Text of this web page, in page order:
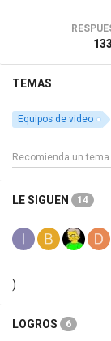
133
TEMAS
Equipos de video
LE SIGUEN 14
)
LOGROS 6